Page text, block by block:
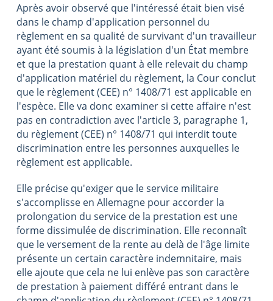
Après avoir observé que l'intéressé était bien visé
dans le champ d'application personnel du
règlement en sa qualité de survivant d'un travailleur
ayant été soumis à la législation d'un État membre
et que la prestation quant à elle relevait du champ
d'application matériel du règlement, la Cour conclut
que le règlement (CEE) n° 1408/71 est applicable en
l'espèce. Elle va donc examiner si cette affaire n'est
pas en contradiction avec l'article 3, paragraphe 1,
du règlement (CEE) n° 1408/71 qui interdit toute
discrimination entre les personnes auxquelles le
règlement est applicable.
Elle précise qu'exiger que le service militaire
s'accomplisse en Allemagne pour accorder la
prolongation du service de la prestation est une
forme dissimulée de discrimination. Elle reconnaît
que le versement de la rente au delà de l'âge limite
présente un certain caractère indemnitaire, mais
elle ajoute que cela ne lui enlève pas son caractère
de prestation à paiement différé entrant dans le